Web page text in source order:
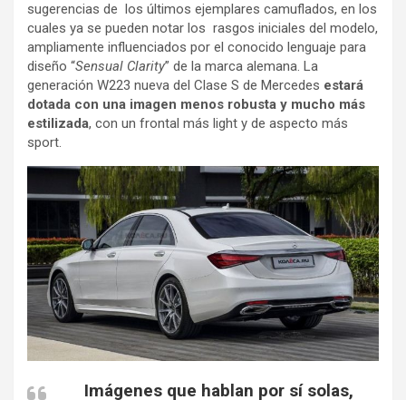
sugerencias de los últimos ejemplares camuflados, en los
cuales ya se pueden notar los rasgos iniciales del modelo,
ampliamente influenciados por el conocido lenguaje para
diseño “Sensual Clarity” de la marca alemana. La
generación W223 nueva del Clase S de Mercedes estará
dotada con una imagen menos robusta y mucho más
estilizada, con un frontal más light y de aspecto más
sport.
Imágenes que hablan por sí solas,